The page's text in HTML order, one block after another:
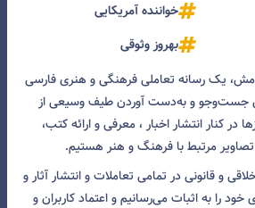
خواننده آمریکایی
بهروز وثوقی
یک رسانه تعاملی فرهنگی و هنری فارسی
جست‌و‌جو و به‌دست آوردن طیف وسیعی از
در کنار انتشار اخبار ، معرفی و ارائه کتب،
مرتبط با فرهنگ و هنر هستیم.
و قانونی در تمامی تعاملات و انتشار آثار و
خود را به اثبات می‌رسانیم و اعتماد کاربران و